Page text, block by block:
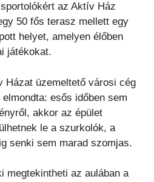
az Aktív Ház
50 fős terasz mellett egy
helyet, amelyen élőben
játékokat.
Házat üzemeltető városi cég
esős időben sem
akkor az épület
le a szurkolók, a
senki sem marad szomjas.
megtekintheti az aulában a